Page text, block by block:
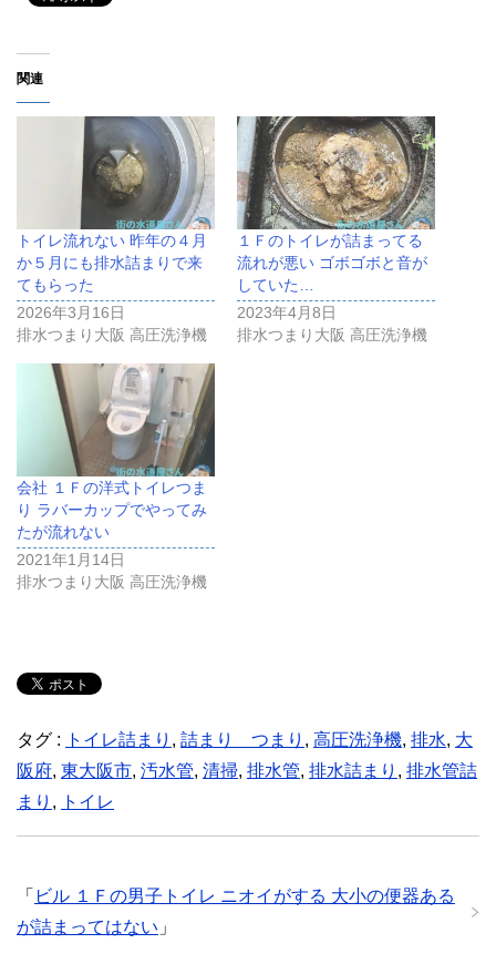
関連
トイレ流れない 昨年の４月
か５月にも排水詰まりで来
てもらった
2026年3月16日
排水つまり大阪 高圧洗浄機
１Ｆのトイレが詰まってる
流れが悪い ゴボゴボと音が
していた…
2023年4月8日
排水つまり大阪 高圧洗浄機
会社 １Ｆの洋式トイレつま
り ラバーカップでやってみ
たが流れない
2021年1月14日
排水つまり大阪 高圧洗浄機
タグ : トイレ詰まり , 詰まり つまり , 高圧洗浄機, 排水, 大
阪府, 東大阪市, 汚水管, 清掃, 排水管, 排水詰まり , 排水管詰
まり , トイレ
「 ビル １Ｆの男子トイレ ニオイがする 大小の便器ある
が詰まってはない 」